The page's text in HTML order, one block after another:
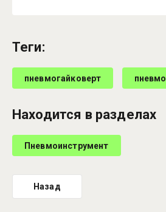
теги:
пневмогайковерт пневмо
Находится в разделах
Пневмоинструмент
Назад